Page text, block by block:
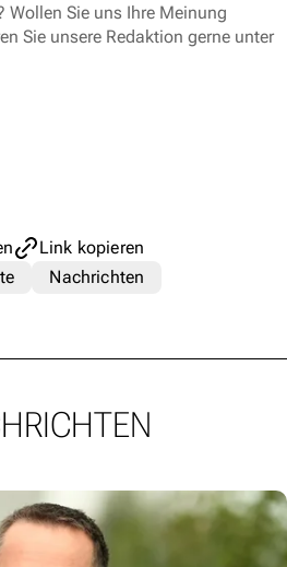
Wollen Sie uns Ihre Meinung
Sie unsere Redaktion gerne unter
Link kopieren
Nachrichten